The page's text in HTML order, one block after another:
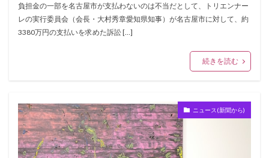
負担金の一部を名古屋市が支払わないのは不当だとして、トリエンナー
レの実行委員会（会長・大村秀章愛知県知事）が名古屋市に対して、約
3380万円の支払いを求めた訴訟 […]
続きを読む
ニュース(新聞から)